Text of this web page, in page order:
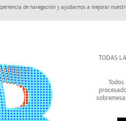
de navegación y ayudarnos a mejorar
TODAS